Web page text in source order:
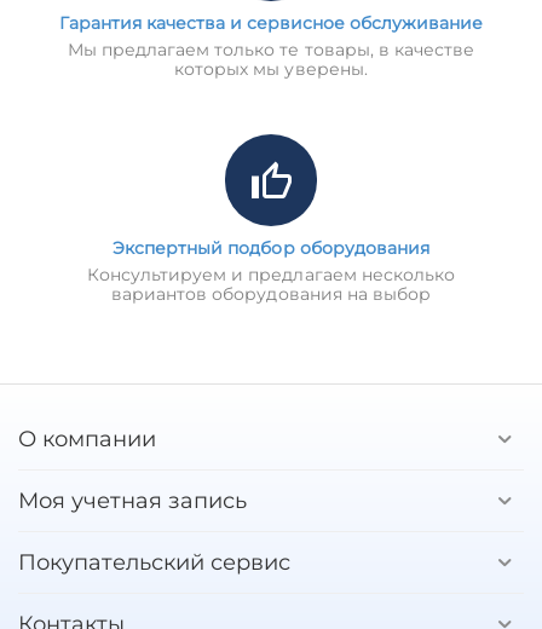
Гарантия качества и сервисное обслуживание
Мы предлагаем только те товары, в качестве
которых мы уверены.
Экспертный подбор оборудования
Консультируем и предлагаем несколько
вариантов оборудования на выбор
О компании
Моя учетная запись
Покупательский сервис